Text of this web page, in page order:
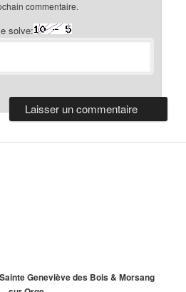
commentaire.
solve:
Geneviève des Bois & Morsang